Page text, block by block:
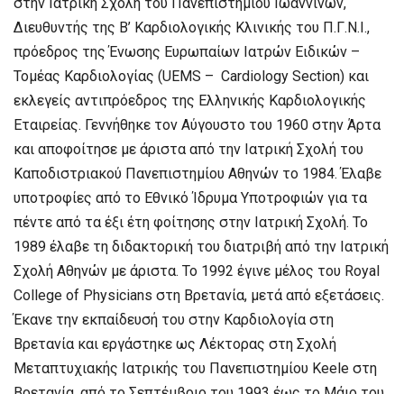
Διευθυντής της Β’ Καρδιολογικής Κλινικής του Π.Γ.Ν.Ι.,
πρόεδρος της Ένωσης Ευρωπαίων Ιατρών Ειδικών –
Τομέας Καρδιολογίας (UEMS – Cardiology Section) και
εκλεγείς αντιπρόεδρος της Ελληνικής Καρδιολογικής
Εταιρείας. Γεννήθηκε τον Αύγουστο του 1960 στην Άρτα
και αποφοίτησε με άριστα από την Ιατρική Σχολή του
Καποδιστριακού Πανεπιστημίου Αθηνών το 1984. Έλαβε
υποτροφίες από το Εθνικό Ίδρυμα Υποτροφιών για τα
πέντε από τα έξι έτη φοίτησης στην Ιατρική Σχολή. Το
1989 έλαβε τη διδακτορική του διατριβή από την Ιατρική
Σχολή Αθηνών με άριστα. Το 1992 έγινε μέλος του Royal
College of Physicians στη Βρετανία, μετά από εξετάσεις.
Έκανε την εκπαίδευσή του στην Καρδιολογία στη
Βρετανία και εργάστηκε ως Λέκτορας στη Σχολή
Μεταπτυχιακής Ιατρικής του Πανεπιστημίου Keele στη